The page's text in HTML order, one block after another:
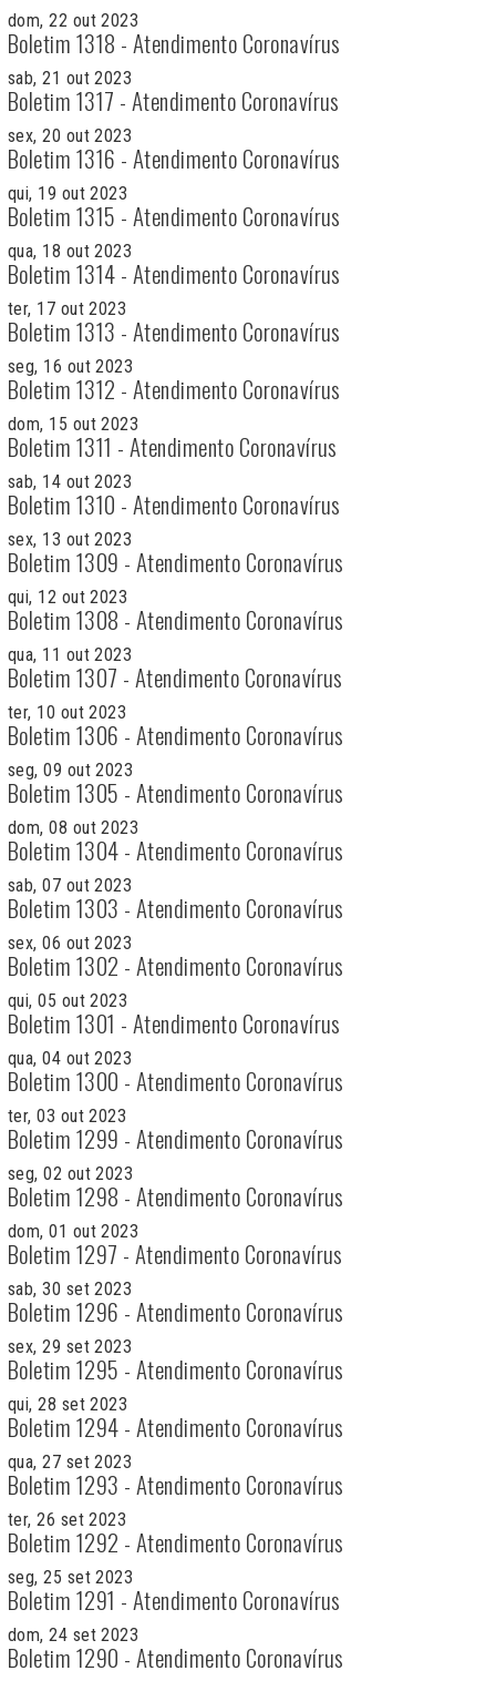
dom, 22 out 2023
Boletim 1318 - Atendimento Coronavírus
sab, 21 out 2023
Boletim 1317 - Atendimento Coronavírus
sex, 20 out 2023
Boletim 1316 - Atendimento Coronavírus
qui, 19 out 2023
Boletim 1315 - Atendimento Coronavírus
qua, 18 out 2023
Boletim 1314 - Atendimento Coronavírus
ter, 17 out 2023
Boletim 1313 - Atendimento Coronavírus
seg, 16 out 2023
Boletim 1312 - Atendimento Coronavírus
dom, 15 out 2023
Boletim 1311 - Atendimento Coronavírus
sab, 14 out 2023
Boletim 1310 - Atendimento Coronavírus
sex, 13 out 2023
Boletim 1309 - Atendimento Coronavírus
qui, 12 out 2023
Boletim 1308 - Atendimento Coronavírus
qua, 11 out 2023
Boletim 1307 - Atendimento Coronavírus
ter, 10 out 2023
Boletim 1306 - Atendimento Coronavírus
seg, 09 out 2023
Boletim 1305 - Atendimento Coronavírus
dom, 08 out 2023
Boletim 1304 - Atendimento Coronavírus
sab, 07 out 2023
Boletim 1303 - Atendimento Coronavírus
sex, 06 out 2023
Boletim 1302 - Atendimento Coronavírus
qui, 05 out 2023
Boletim 1301 - Atendimento Coronavírus
qua, 04 out 2023
Boletim 1300 - Atendimento Coronavírus
ter, 03 out 2023
Boletim 1299 - Atendimento Coronavírus
seg, 02 out 2023
Boletim 1298 - Atendimento Coronavírus
dom, 01 out 2023
Boletim 1297 - Atendimento Coronavírus
sab, 30 set 2023
Boletim 1296 - Atendimento Coronavírus
sex, 29 set 2023
Boletim 1295 - Atendimento Coronavírus
qui, 28 set 2023
Boletim 1294 - Atendimento Coronavírus
qua, 27 set 2023
Boletim 1293 - Atendimento Coronavírus
ter, 26 set 2023
Boletim 1292 - Atendimento Coronavírus
seg, 25 set 2023
Boletim 1291 - Atendimento Coronavírus
dom, 24 set 2023
Boletim 1290 - Atendimento Coronavírus